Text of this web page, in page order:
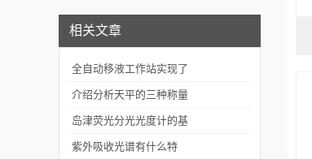
相关文章
全自动移液工作站实现了
实验操作的自动化运行
介绍分析天平的三种称量
方法
岛津荧光分光光度计的基
本原理
紫外吸收光谱有什么特